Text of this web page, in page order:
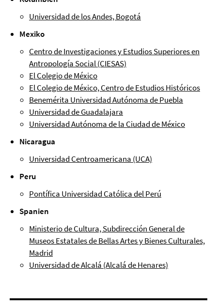
Universidad de los Andes, Bogotá
Mexiko
Centro de Investigaciones y Estudios Superiores en
Antropología Social (CIESAS)
El Colegio de México
El Colegio de México, Centro de Estudios Históricos
Benemérita Universidad Autónoma de Puebla
Universidad de Guadalajara
Universidad Autónoma de la Ciudad de México
Nicaragua
Universidad Centroamericana (UCA)
Peru
Pontífica Universidad Católica del Perú
Spanien
Ministerio de Cultura, Subdirección General de
Museos Estatales de Bellas Artes y Bienes Culturales,
Madrid
Universidad de Alcalá (Alcalá de Henares)